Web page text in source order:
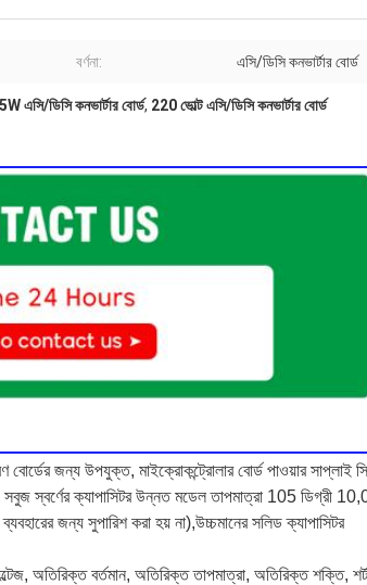
বর্ণনা: এসি/ডিসি কনভার্টার বোর্ড
এসি/ডিসি কনভার্টার বোর্ড, 220 ভোল্ট এসি/ডিসি কনভার্টার বোর্ড
জন্য উপযুক্ত, মাইক্রোকন্ট্রোলার বোর্ড পাওয়ার সাপ্লাই
সবুজ স্বর্ণের ক্যাপাসিটর উন্নত মডেল তাপমাত্রা 105 ডিগ্রী
জন্য সুপারিশ করা হয় না),উচ্চমানের সলিড ক্যাপাসিটর
অতিরিক্ত বর্তমান, অতিরিক্ত তাপমাত্রা, অতিরিক্ত শক্তি, শর্ট